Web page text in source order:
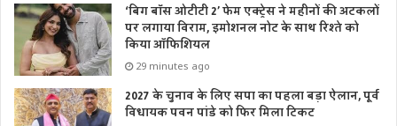
‘बिग बॉस ओटीटी 2’ फेम एक्ट्रेस ने महीनों की अटकलों
पर लगाया विराम, इमोशनल नोट के साथ रिश्ते को
किया ऑफिशियल
29 minutes ago
2027 के चुनाव के लिए सपा का पहला बड़ा ऐलान, पूर्व
विधायक पवन पांडे को फिर मिला टिकट